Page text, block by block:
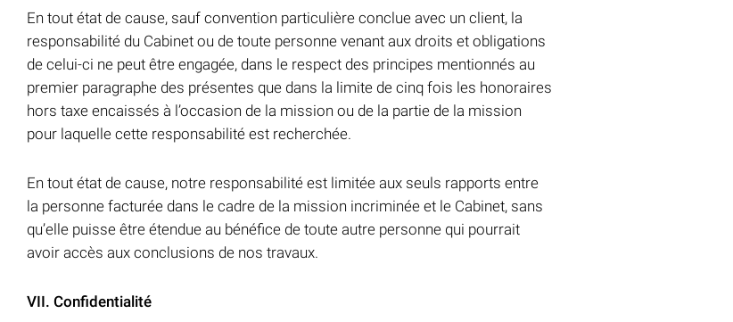
En tout état de cause, sauf convention particulière conclue avec un client, la
responsabilité du Cabinet ou de toute personne venant aux droits et obligations
de celui-ci ne peut être engagée, dans le respect des principes mentionnés au
premier paragraphe des présentes que dans la limite de cinq fois les honoraires
hors taxe encaissés à l’occasion de la mission ou de la partie de la mission
pour laquelle cette responsabilité est recherchée.
En tout état de cause, notre responsabilité est limitée aux seuls rapports entre
la personne facturée dans le cadre de la mission incriminée et le Cabinet, sans
qu’elle puisse être étendue au bénéfice de toute autre personne qui pourrait
avoir accès aux conclusions de nos travaux.
VII. Confidentialité